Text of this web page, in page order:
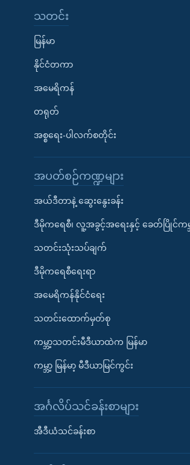
သတင်း
မြန်မာ
နိုင်ငံတကာ
အမေရိကန်
တရုတ်
အစ္စရေး-ပါလက်စတိုင်း
အပတ်စဉ်ကဏ္ဍများ
အယ်ဒီတာနဲ့ ဆွေးနွေးခန်း
ဒီမိုကရေစီ၊ လူ့အခွင့်အရေးနှင့် ခေတ်ပြိုင်ကမ္
သတင်းသုံးသပ်ချက်
ဒီမိုကရေစီရေးရာ
အမေရိကန်နိုင်ငံရေး
သတင်းထောက်မှတ်စု
ကမ္ဘာ့သတင်းမီဒီယာထဲက မြန်မာ
ကမ္ဘာ့ မြန်မာ့ မီဒီယာမြင်ကွင်း
အင်္ဂလိပ်သင်ခန်းစာများ
အီဒီယံသင်ခန်းစာ